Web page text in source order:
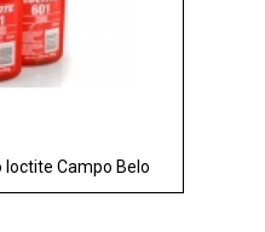
Campo Belo